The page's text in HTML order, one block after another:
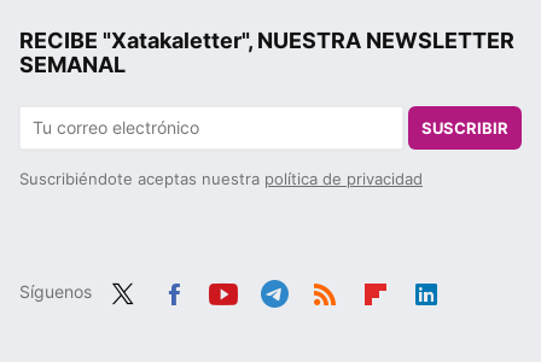
RECIBE "Xatakaletter", NUESTRA NEWSLETTER
SEMANAL
SUSCRIBIR
Suscribiéndote aceptas nuestra política de privacidad
Síguenos